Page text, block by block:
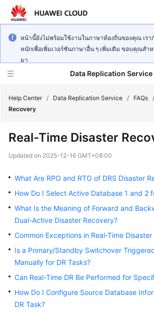
หน้านี้ยังไม่พร้อมใช้งานในภาษาท้องถิ่นของคุณ เรา
หนักเพื่อเพิ่มเวอร์ชันภาษาอื่น ๆ เพิ่มเติม ขอบคุณสำ
มา
Data Replication Service
New
Overview
Billing
Getting
Started
User
Guide
Best
Practices
Help Center / Data Replication Service / FAQs /
Recovery
Real-Time Disaster
Updated on 2025-12-16 GMT+08:00
What Are RPO and RTO of DRS Disaster
How Do I Select Active Database 1 and 2
What Is the Meaning of Forward and
Dual-Active Disaster Recovery?
Common Exceptions in Real-Time
Is a Primary/Standby Switchover
Manually for DR Tasks?
Can Real-Time DR Be Performed for
How Do I Configure Source Database
DR Task?